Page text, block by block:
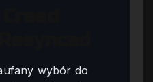
wybór do